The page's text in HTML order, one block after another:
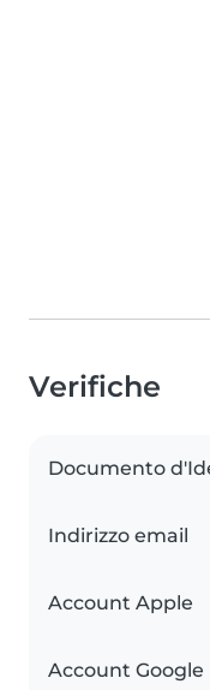
Verifiche
Documento
Indirizzo email
Account Apple
Account Google